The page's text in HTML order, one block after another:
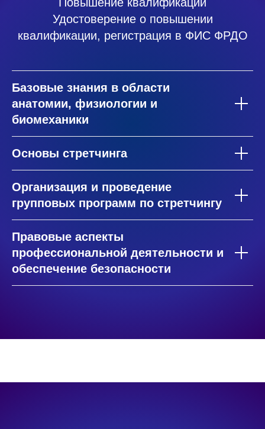
Удостоверение о повышении
квалификации, регистрация в ФИС ФРДО
Базовые знания в области
анатомии, физиологии и
биомеханики
Основы стретчинга
Организация и проведение
групповых программ по стретчингу
Правовые аспекты
профессиональной деятельности и
обеспечение безопасности